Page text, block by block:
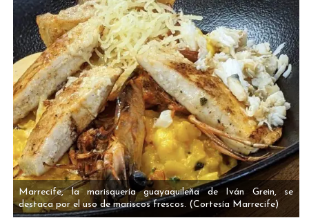
Marrecife, la marisquería guayaquileña de Iván Grein, se
destaca por el uso de mariscos frescos. (Cortesía Marrecife)